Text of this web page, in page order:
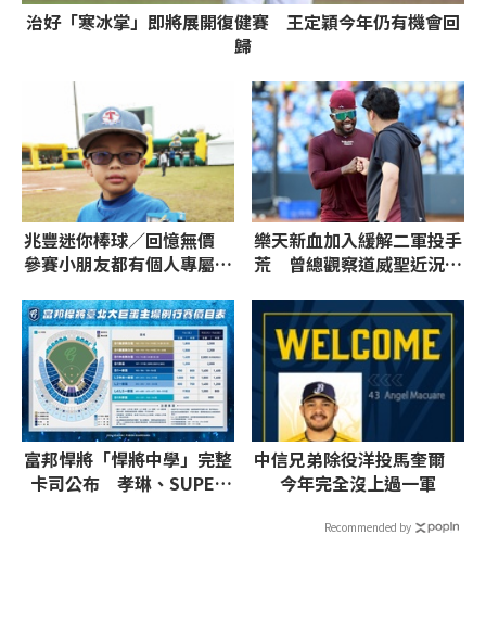
治好「寒冰掌」即將展開復健賽 王定穎今年仍有機會回
歸
兆豐迷你棒球／回憶無價
參賽小朋友都有個人專屬球
樂天新血加入緩解二軍投手
荒 曾總觀察道威聖近況：
富邦悍將「悍將中學」完整
卡司公布 孝琳、SUPER
中信兄弟除役洋投馬奎爾
今年完全沒上過一軍
Recommended by